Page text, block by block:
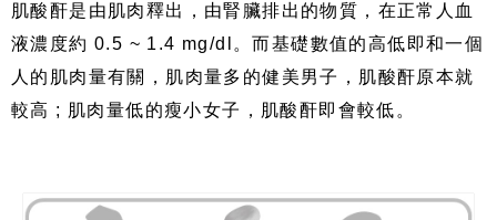
肌酸酐是由肌肉釋出，由腎臟排出的物質，在正常人血
液濃度約 0.5 ~ 1.4 mg/dl。而基礎數值的高低即和一個
人的肌肉量有關，肌肉量多的健美男子，肌酸酐原本就
較高 ; 肌肉量低的瘦小女子，肌酸酐即會較低。